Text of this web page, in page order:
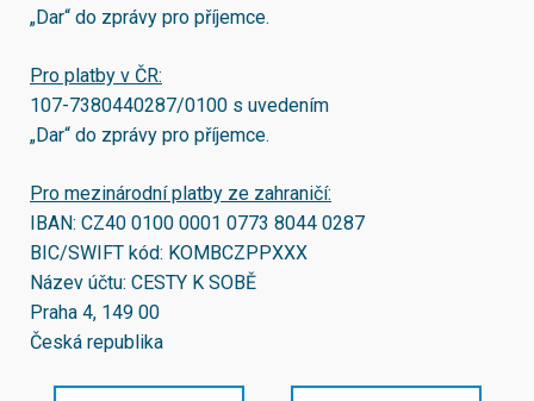
„Dar“ do zprávy pro příjemce.
Pro platby v ČR:
107-7380440287/0100 s uvedením
„Dar“ do zprávy pro příjemce.
Pro mezinárodní platby ze zahraničí:
IBAN: CZ40 0100 0001 0773 8044 0287
BIC/SWIFT kód: KOMBCZPPXXX
Název účtu: CESTY K SOBĚ
Praha 4, 149 00
Česká republika